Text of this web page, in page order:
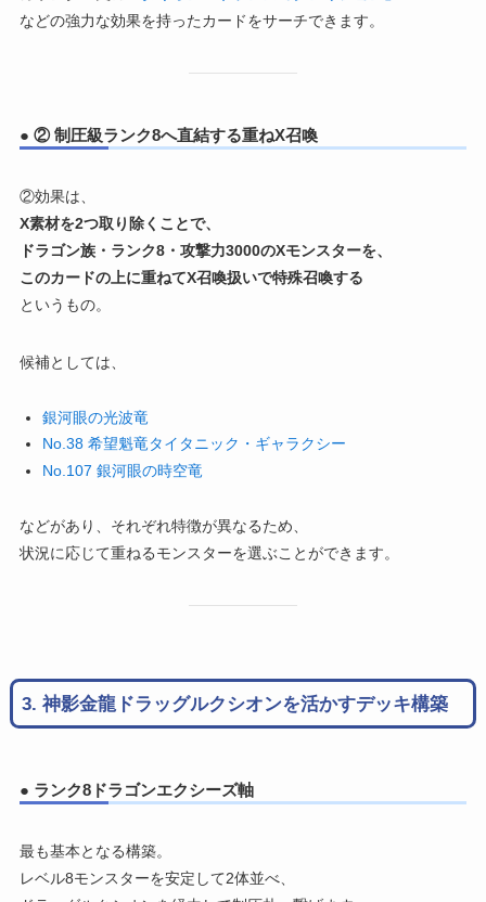
などの強力な効果を持ったカードをサーチできます。
● ② 制圧級ランク8へ直結する重ねX召喚
②効果は、
X素材を2つ取り除くことで、
ドラゴン族・ランク8・攻撃力3000のXモンスターを、
このカードの上に重ねてX召喚扱いで特殊召喚する
というもの。
候補としては、
銀河眼の光波竜
No.38 希望魁竜タイタニック・ギャラクシー
No.107 銀河眼の時空竜
などがあり、それぞれ特徴が異なるため、
状況に応じて重ねるモンスターを選ぶことができます。
3. 神影金龍ドラッグルクシオンを活かすデッキ構築
● ランク8ドラゴンエクシーズ軸
最も基本となる構築。
レベル8モンスターを安定して2体並べ、